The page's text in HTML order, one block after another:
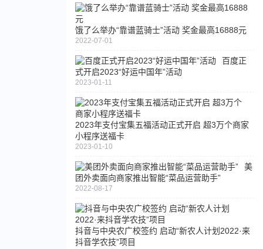
饿了么举办“靠谱蓝骑士”活动 奖金最高16888元
2022-07-01
百度正
式开启2023“好运中国年”活动
2023-01-11
2023年支付宝集五福活动正式开启 超3万个商家
小程序送福卡
2023-01-10
美
团外卖面向商家推出智能“菜品运营助手”
2022-08-17
抖音与中央农广校签约 启动“新农人计划2022·来
抖音学农技”项目